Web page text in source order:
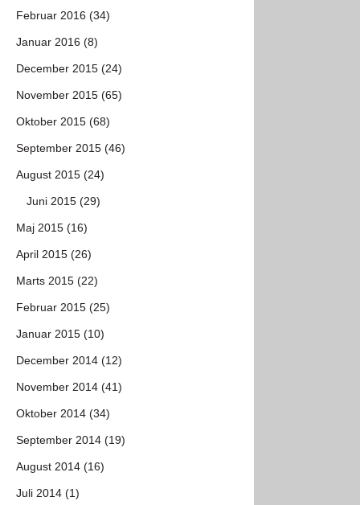
Februar 2016 (34)
Januar 2016 (8)
December 2015 (24)
November 2015 (65)
Oktober 2015 (68)
September 2015 (46)
August 2015 (24)
Juni 2015 (29)
Maj 2015 (16)
April 2015 (26)
Marts 2015 (22)
Februar 2015 (25)
Januar 2015 (10)
December 2014 (12)
November 2014 (41)
Oktober 2014 (34)
September 2014 (19)
August 2014 (16)
Juli 2014 (1)